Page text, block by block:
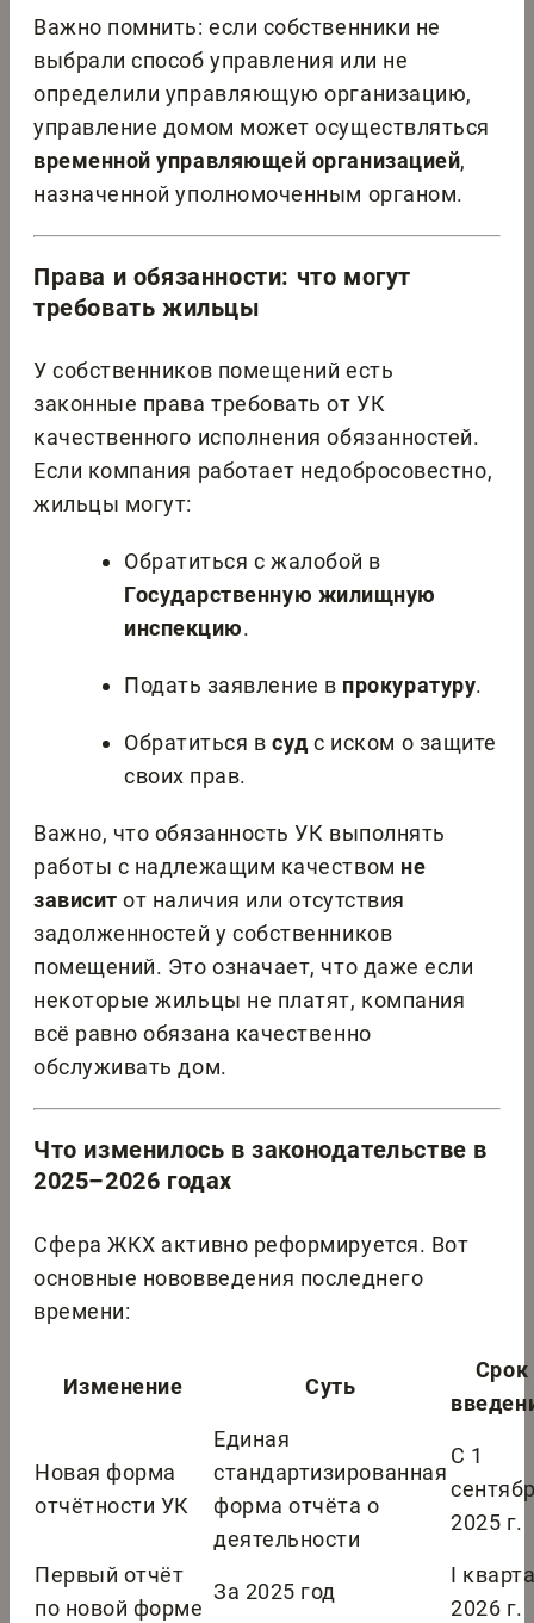
Важно помнить: если собственники не
выбрали способ управления или не
определили управляющую организацию,
управление домом может осуществляться
временной управляющей организацией,
назначенной уполномоченным органом.
Права и обязанности: что могут
требовать жильцы
У собственников помещений есть
законные права требовать от УК
качественного исполнения обязанностей.
Если компания работает недобросовестно,
жильцы могут:
Обратиться с жалобой в
Государственную жилищную
инспекцию.
Подать заявление в прокуратуру.
Обратиться всуд с иском о защите
своих прав.
Важно, что обязанность УК выполнять
работы с надлежащим качеством не
зависит от наличия или отсутствия
задолженностей у собственников
помещений. Это означает, что даже если
некоторые жильцы не платят, компания
всё равно обязана качественно
обслуживать дом.
Что изменилось в законодательстве в
2025–2026 годах
Сфера ЖКХ активно реформируется. Вот
основные нововведения последнего
времени:
Изменение Суть
Срок
Новая форма
отчётности УК
Единая
стандартизированная
форма отчёта о
деятельности
С 1
2025 г.
Первый отчёт
по новой форме
За 2025 год
I
2026 г.